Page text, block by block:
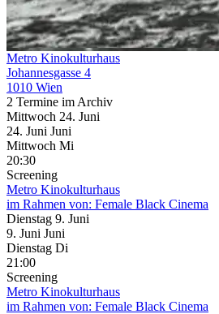
Metro Kinokulturhaus
Johannesgasse 4
1010 Wien
2 Termine im Archiv
Mittwoch 24. Juni
24. Juni Juni
Mittwoch Mi
20:30
Screening
Metro Kinokulturhaus
im Rahmen von: Female Black Cinema
Dienstag 9. Juni
9. Juni Juni
Dienstag Di
21:00
Screening
Metro Kinokulturhaus
im Rahmen von: Female Black Cinema